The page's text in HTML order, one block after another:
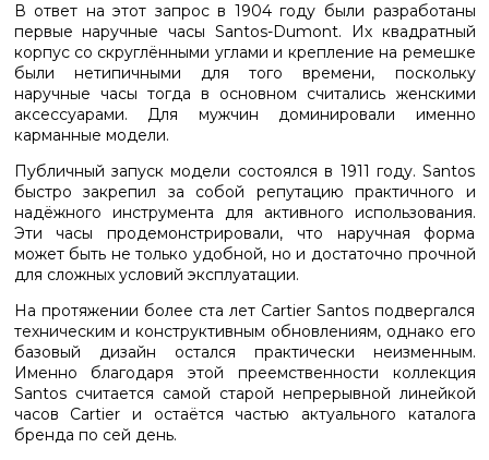
В ответ на этот запрос в 1904 году были разработаны
первые наручные часы Santos-Dumont. Их квадратный
корпус со скруглёнными углами и крепление на ремешке
были нетипичными для того времени, поскольку
наручные часы тогда в основном считались женскими
аксессуарами. Для мужчин доминировали именно
карманные модели.
Публичный запуск модели состоялся в 1911 году. Santos
быстро закрепил за собой репутацию практичного и
надёжного инструмента для активного использования.
Эти часы продемонстрировали, что наручная форма
может быть не только удобной, но и достаточно прочной
для сложных условий эксплуатации.
На протяжении более ста лет Cartier Santos подвергался
техническим и конструктивным обновлениям, однако его
базовый дизайн остался практически неизменным.
Именно благодаря этой преемственности коллекция
Santos считается самой старой непрерывной линейкой
часов Cartier и остаётся частью актуального каталога
бренда по сей день.